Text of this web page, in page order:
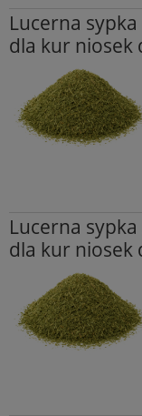
Lucerna sypka
dla kur niosek
Lucerna sypka
dla kur niosek